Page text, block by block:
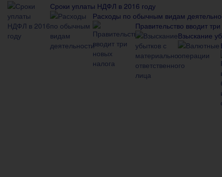
Сроки уплаты НДФЛ в 2016 году
Расходы по обычным видам
Правительство вводит
Взыскание